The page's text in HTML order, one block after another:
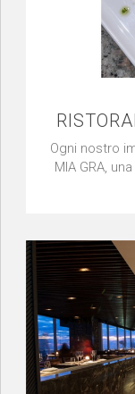
Ogni nostro
MIA GRA,